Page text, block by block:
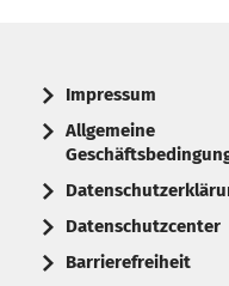
Impressum
Allgemeine
Datenschutzcenter
Barrierefreiheit